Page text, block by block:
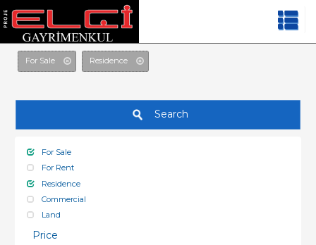
For Sale Residence
Search
For Sale
For Rent
Residence
Commercial
Land
Price